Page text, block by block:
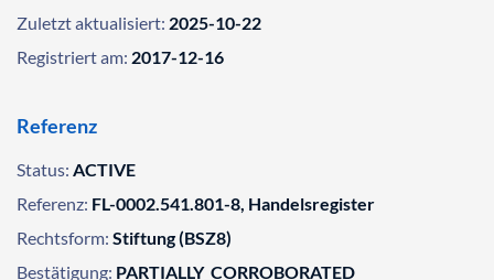
Zuletzt aktualisiert: 2025-10-22
Registriert am: 2017-12-16
Referenz
Status: ACTIVE
Referenz: FL-0002.541.801-8, Handelsregister
Rechtsform: Stiftung (BSZ8)
Bestätigung: PARTIALLY_CORROBORATED